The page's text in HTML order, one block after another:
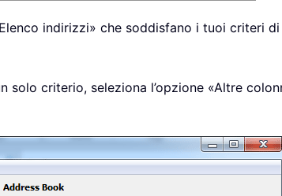
indirizzi» che soddisfano i tuoi criteri
solo criterio, seleziona l’opzione «Altre